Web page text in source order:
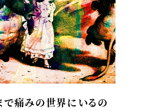
で痛みの世界にいるの